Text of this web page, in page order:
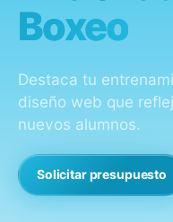
Boxeo
Destaca tu
diseño web que
nuevos alumnos.
Solicitar presupuesto